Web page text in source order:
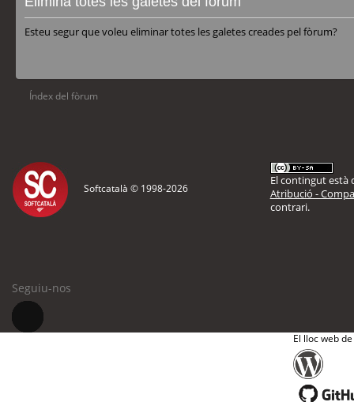
Esteu segur que voleu eliminar totes les galetes creades pel fòrum?
Índex del fòrum
Softcatalà © 1998-2026
El contingut està
Atribució -
contrari.
Seguiu-nos
El lloc web